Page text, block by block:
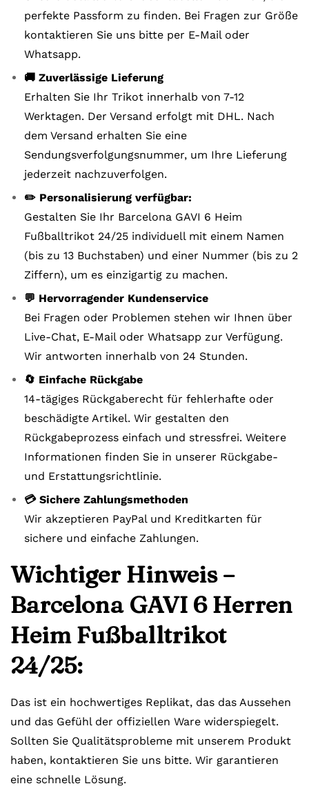
perfekte Passform zu finden. Bei Fragen zur Größe
kontaktieren Sie uns bitte per E-Mail oder
Whatsapp.
🚚 Zuverlässige Lieferung
Erhalten Sie Ihr Trikot innerhalb von 7-12
Werktagen. Der Versand erfolgt mit DHL. Nach
dem Versand erhalten Sie eine
Sendungsverfolgungsnummer, um Ihre Lieferung
jederzeit nachzuverfolgen.
✏️ Personalisierung verfügbar:
Gestalten Sie Ihr Barcelona GAVI 6 Heim
Fußballtrikot 24/25 individuell mit einem Namen
(bis zu 13 Buchstaben) und einer Nummer (bis zu 2
Ziffern), um es einzigartig zu machen.
💬 Hervorragender Kundenservice
Bei Fragen oder Problemen stehen wir Ihnen über
Live-Chat, E-Mail oder Whatsapp zur Verfügung.
Wir antworten innerhalb von 24 Stunden.
🔄 Einfache Rückgabe
14-tägiges Rückgaberecht für fehlerhafte oder
beschädigte Artikel. Wir gestalten den
Rückgabeprozess einfach und stressfrei. Weitere
Informationen finden Sie in unserer Rückgabe-
und Erstattungsrichtlinie.
💳 Sichere Zahlungsmethoden
Wir akzeptieren PayPal und Kreditkarten für
sichere und einfache Zahlungen.
Wichtiger Hinweis –
Barcelona GAVI 6 Herren
Heim Fußballtrikot
24/25:
Das ist ein hochwertiges Replikat, das das Aussehen
und das Gefühl der offiziellen Ware widerspiegelt.
Sollten Sie Qualitätsprobleme mit unserem Produkt
haben, kontaktieren Sie uns bitte. Wir garantieren
eine schnelle Lösung.